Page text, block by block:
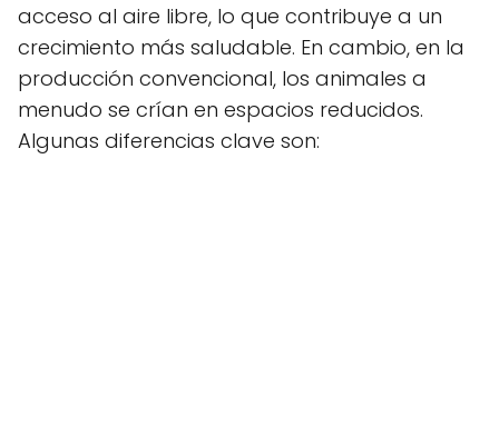
acceso al aire libre, lo que contribuye a un
crecimiento más saludable. En cambio, en la
producción convencional, los animales a
menudo se crían en espacios reducidos.
Algunas diferencias clave son: